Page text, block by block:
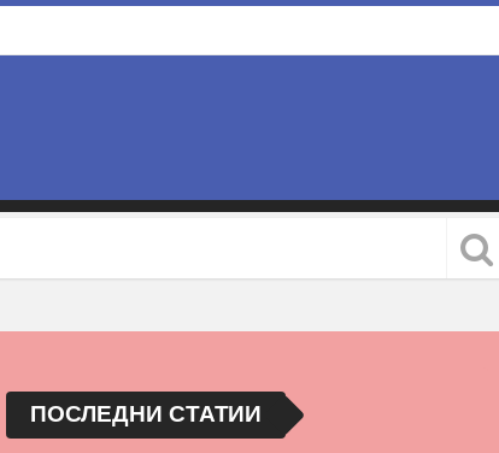
ПОСЛЕДНИ СТАТИИ